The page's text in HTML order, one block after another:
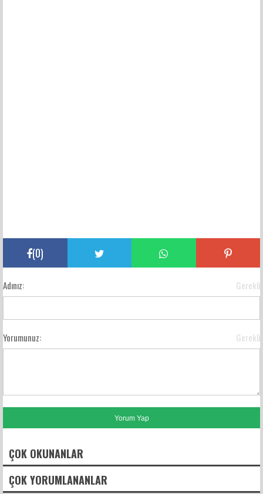
(0)
Adınız: Gerekli
Yorumunuz: Gerekli
ÇOK OKUNANLAR
ÇOK YORUMLANANLAR